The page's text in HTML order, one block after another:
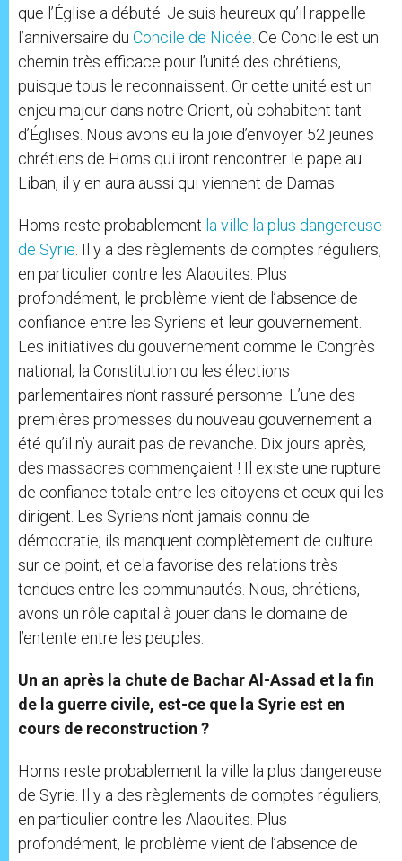
que l’Église a débuté. Je suis heureux qu’il rappelle
l’anniversaire du Concile de Nicée. Ce Concile est un
chemin très efficace pour l’unité des chrétiens,
puisque tous le reconnaissent. Or cette unité est un
enjeu majeur dans notre Orient, où cohabitent tant
d’Églises. Nous avons eu la joie d’envoyer 52 jeunes
chrétiens de Homs qui iront rencontrer le pape au
Liban, il y en aura aussi qui viennent de Damas.
Homs reste probablement la ville la plus dangereuse
de Syrie. Il y a des règlements de comptes réguliers,
en particulier contre les Alaouites. Plus
profondément, le problème vient de l’absence de
confiance entre les Syriens et leur gouvernement.
Les initiatives du gouvernement comme le Congrès
national, la Constitution ou les élections
parlementaires n’ont rassuré personne. L’une des
premières promesses du nouveau gouvernement a
été qu’il n’y aurait pas de revanche. Dix jours après,
des massacres commençaient ! Il existe une rupture
de confiance totale entre les citoyens et ceux qui les
dirigent. Les Syriens n’ont jamais connu de
démocratie, ils manquent complètement de culture
sur ce point, et cela favorise des relations très
tendues entre les communautés. Nous, chrétiens,
avons un rôle capital à jouer dans le domaine de
l’entente entre les peuples.
Un an après la chute de Bachar Al-Assad et la fin
de la guerre civile, est-ce que la Syrie est en
cours de reconstruction ?
Homs reste probablement la ville la plus dangereuse
de Syrie. Il y a des règlements de comptes réguliers,
en particulier contre les Alaouites. Plus
profondément, le problème vient de l’absence de